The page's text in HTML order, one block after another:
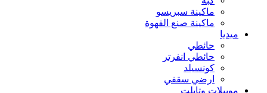
ماكينة سبريسو
ماكينة صنع القهوة
ميديا
حائطي
حائطي انفرتر
كونسيلد
ارضي سقفي
موبيلات وتابلت